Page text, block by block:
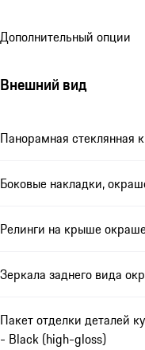
Дополнительный опции
Внешний вид
Панорамная стеклянная
Боковые накладки,
Релинги на крыше
Зеркала заднего вида
Пакет отделки деталей
- Black (high-gloss)